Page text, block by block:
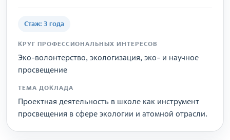
Стаж: 3 года
КРУГ ПРОФЕССИОНАЛЬНЫХ ИНТЕРЕСОВ
Эко-волонтерство, экологизация, эко- и научное
просвещение
ТЕМА ДОКЛАДА
Проектная деятельность в школе как инструмент
просвещения в сфере экологии и атомной отрасли.